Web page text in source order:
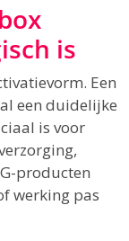
is
Een
een duidelijke
is voor
producten
werking pas